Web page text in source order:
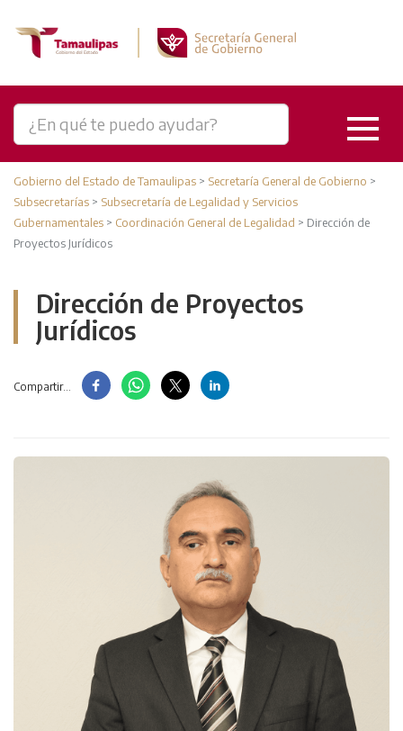
Gobierno del Estado de Tamaulipas > Secretaría General de Gobierno >
Subsecretarías > Subsecretaría de Legalidad y Servicios
Gubernamentales > Coordinación General de Legalidad > Dirección de
Proyectos Jurídicos
Dirección de Proyectos
Jurídicos
Compartir...